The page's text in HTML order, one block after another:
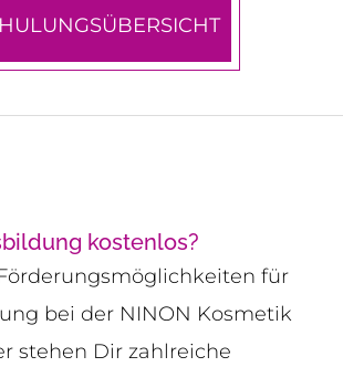
kostenlos?
für
bei der NINON Kosmetik
stehen Dir zahlreiche